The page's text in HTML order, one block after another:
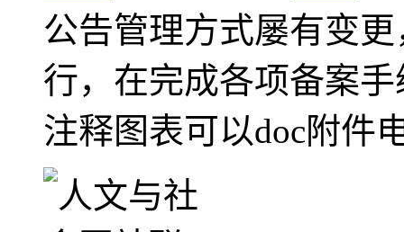
公告管理方式屡有变
行，在完成各项备案
注释图表可以doc附件